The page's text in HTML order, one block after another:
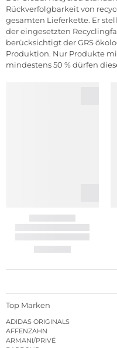
Rückverfolgbarkeit von
gesamten Lieferkette. Er
der eingesetzten
berücksichtigt der GRS
Produktion. Nur Produkte
mindestens 50 % dürfen
Top Marken
ADIDAS ORIGINALS
AFFENZAHN
ARMANI/PRIVÉ